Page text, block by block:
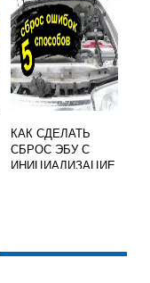
КАК СДЕЛАТЬ
СБРОС ЭБУ С
ИНИЦИАЛИЗАЦИЕ